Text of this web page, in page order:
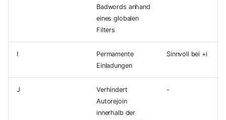
Badwords anhand
eines globalen
Filters
I
Permamente
Einladungen
Sinnvoll bei +i
J
Verhindert
Autorejoin
innerhalb der
-